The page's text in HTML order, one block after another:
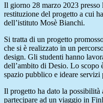
Il giorno 28 marzo 2023
restituzione del progetto a cui
dell’istituto Mosè Bianchi.
Si tratta di un progetto
che si è realizzato in un
design. Gli studenti hanno
dell’ambito di Desio. Lo scopo
spazio pubblico e ideare servizi
Il progetto ha dato la
partecipare ad un viaggio in